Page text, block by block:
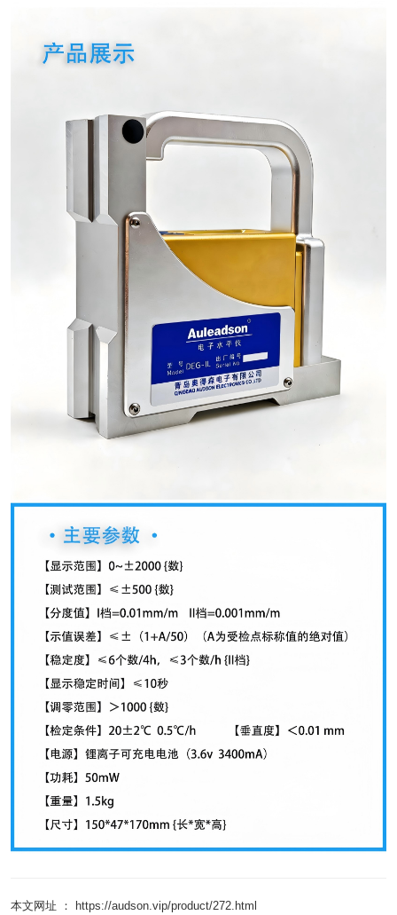
本文网址 ： https://audson.vip/product/272.html